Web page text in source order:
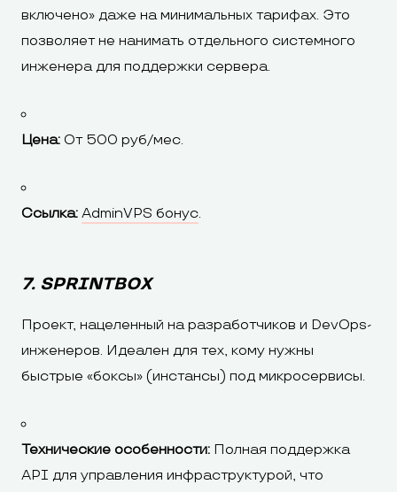
включено» даже на минимальных тарифах. Это
позволяет не нанимать отдельного системного
инженера для поддержки сервера.
Цена: От 500 руб/мес.
Ссылка: AdminVPS бонус.
7. SPRINTBOX
Проект, нацеленный на разработчиков и DevOps-
инженеров. Идеален для тех, кому нужны
быстрые «боксы» (инстансы) под микросервисы.
Технические особенности: Полная поддержка
API для управления инфраструктурой, что